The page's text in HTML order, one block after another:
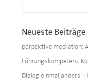
Neueste Beiträge
perpektive mediation:
Führungskompetenz
Dialog einmal anders